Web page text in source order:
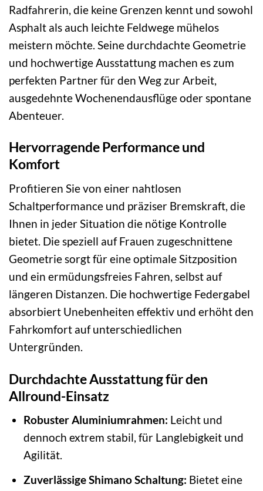
Radfahrerin, die keine Grenzen kennt und sowohl
Asphalt als auch leichte Feldwege mühelos
meistern möchte. Seine durchdachte Geometrie
und hochwertige Ausstattung machen es zum
perfekten Partner für den Weg zur Arbeit,
ausgedehnte Wochenendausflüge oder spontane
Abenteuer.
Hervorragende Performance und
Komfort
Profitieren Sie von einer nahtlosen
Schaltperformance und präziser Bremskraft, die
Ihnen in jeder Situation die nötige Kontrolle
bietet. Die speziell auf Frauen zugeschnittene
Geometrie sorgt für eine optimale Sitzposition
und ein ermüdungsfreies Fahren, selbst auf
längeren Distanzen. Die hochwertige Federgabel
absorbiert Unebenheiten effektiv und erhöht den
Fahrkomfort auf unterschiedlichen
Untergründen.
Durchdachte Ausstattung für den
Allround-Einsatz
Robuster Aluminiumrahmen: Leicht und
dennoch extrem stabil, für Langlebigkeit und
Agilität.
Zuverlässige Shimano Schaltung: Bietet eine